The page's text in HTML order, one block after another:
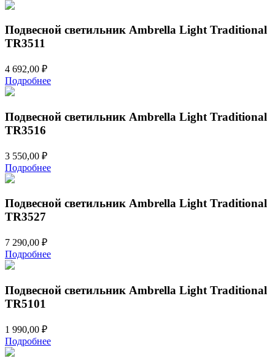
Подвесной светильник Ambrella Light Traditional
TR3511
4 692,00 ₽
Подробнее
Подвесной светильник Ambrella Light Traditional
TR3516
3 550,00 ₽
Подробнее
Подвесной светильник Ambrella Light Traditional
TR3527
7 290,00 ₽
Подробнее
Подвесной светильник Ambrella Light Traditional
TR5101
1 990,00 ₽
Подробнее